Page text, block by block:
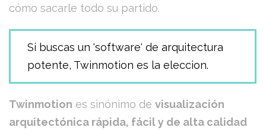
cómo sacarle todo su partido.
Si buscas un 'software' de arquitectura
potente, Twinmotion es la eleccion.
Twinmotion es sinónimo de visualización
arquitectónica rápida, fácil y de alta calidad